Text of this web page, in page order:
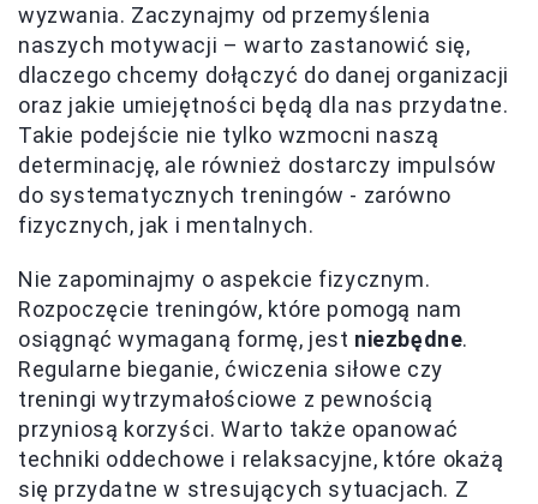
wyzwania. Zaczynajmy od przemyślenia
naszych motywacji – warto zastanowić się,
dlaczego chcemy dołączyć do danej organizacji
oraz jakie umiejętności będą dla nas przydatne.
Takie podejście nie tylko wzmocni naszą
determinację, ale również dostarczy impulsów
do systematycznych treningów - zarówno
fizycznych, jak i mentalnych.
Nie zapominajmy o aspekcie fizycznym.
Rozpoczęcie treningów, które pomogą nam
osiągnąć wymaganą formę, jest niezbędne.
Regularne bieganie, ćwiczenia siłowe czy
treningi wytrzymałościowe z pewnością
przyniosą korzyści. Warto także opanować
techniki oddechowe i relaksacyjne, które okażą
się przydatne w stresujących sytuacjach. Z